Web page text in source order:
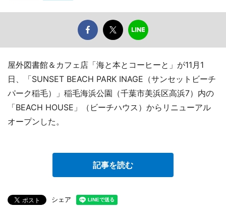
屋外図書館＆カフェ店「海と本とコーヒーと」が11月1
日、「SUNSET BEACH PARK INAGE（サンセットビーチ
パーク稲毛）」稲毛海浜公園（千葉市美浜区高浜7）内の
「BEACH HOUSE」（ビーチハウス）からリニューアル
オープンした。
記事を読む
シェア